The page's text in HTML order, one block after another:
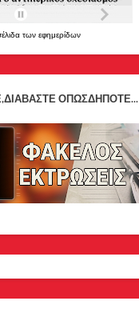
των εφημερίδων
ΟΠΩΣΔΉΠΟΤΕ...